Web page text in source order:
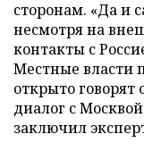
сторонам. «Да и
несмотря на
контакты с
Местные власти
открыто
диалог с
заключил